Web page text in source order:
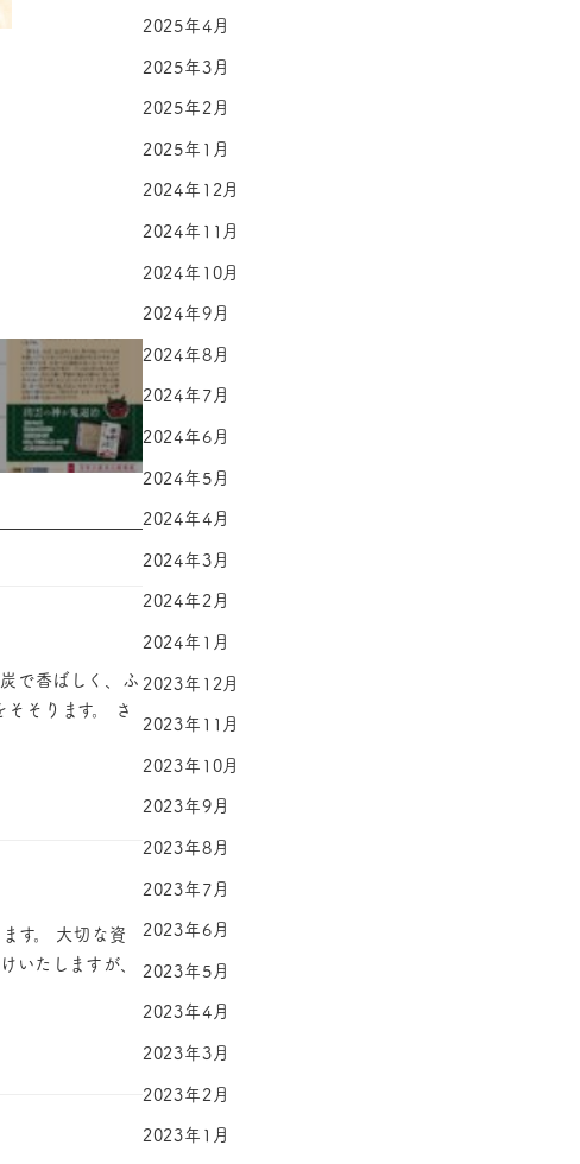
で香ばしく、ふ
そります。 さ
す。 大切な資
たしますが、
2025年4月
2025年3月
2025年2月
2025年1月
2024年12月
2024年11月
2024年10月
2024年9月
2024年8月
2024年7月
2024年6月
2024年5月
2024年4月
2024年3月
2024年2月
2024年1月
2023年12月
2023年11月
2023年10月
2023年9月
2023年8月
2023年7月
2023年6月
2023年5月
2023年4月
2023年3月
2023年2月
2023年1月